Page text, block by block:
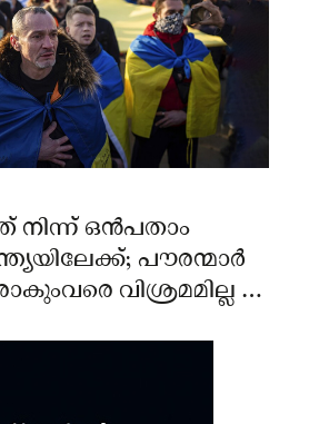
നിന്ന് ഒൻപതാം
പൗരന്മാർ
വിശ്രമമില്ല –